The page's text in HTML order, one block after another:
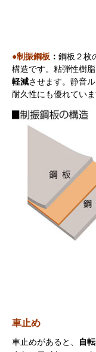
●制振鋼板 ： 鋼板２枚
構造です。粘弾性樹脂
軽減させます。 静音
耐久性にも優れていま
車止め
車止めがあると、 自